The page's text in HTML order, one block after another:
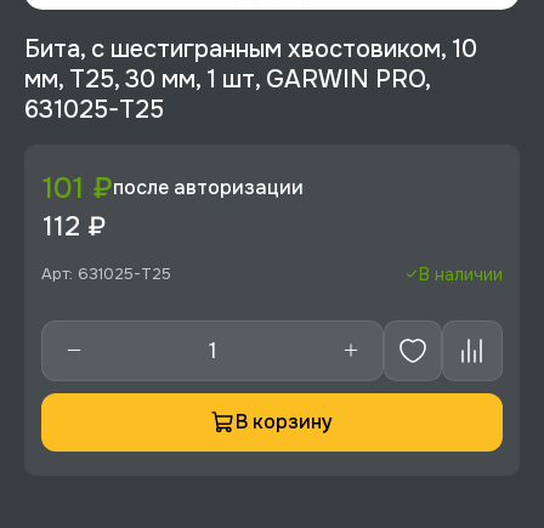
Бита, с шестигранным хвостовиком, 10
мм, T25, 30 мм, 1 шт, GARWIN PRO,
631025-T25
101 ₽после авторизации
112 ₽
Арт: 631025-T25 В наличии
В корзину